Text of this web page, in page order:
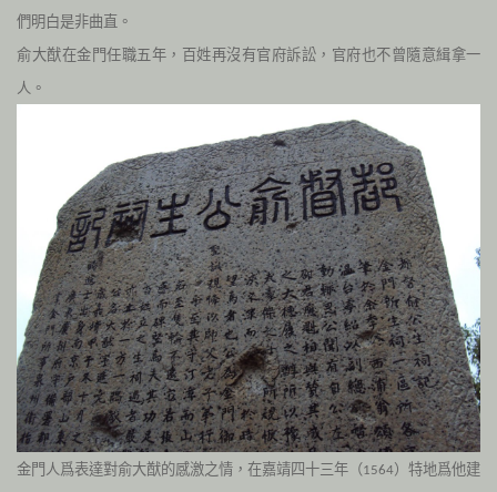
們明白是非曲直。
俞大猷在金門任職五年，百姓再沒有官府訴訟，官府也不曾隨意緝拿一
人。
金門人爲表達對俞大猷的感激之情，在嘉靖四十三年（1564）特地爲他建